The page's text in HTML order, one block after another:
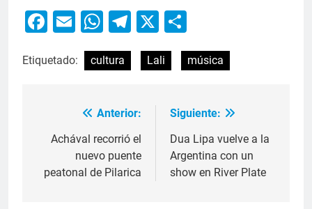
Facebook
EmailWhatsApp
Telegram
X
Etiquetado: cultura Lali música
Anterior:
Achával recorrió el
nuevo puente
peatonal de Pilarica
Siguiente:
Dua Lipa vuelve a la
Argentina con un
show en River Plate